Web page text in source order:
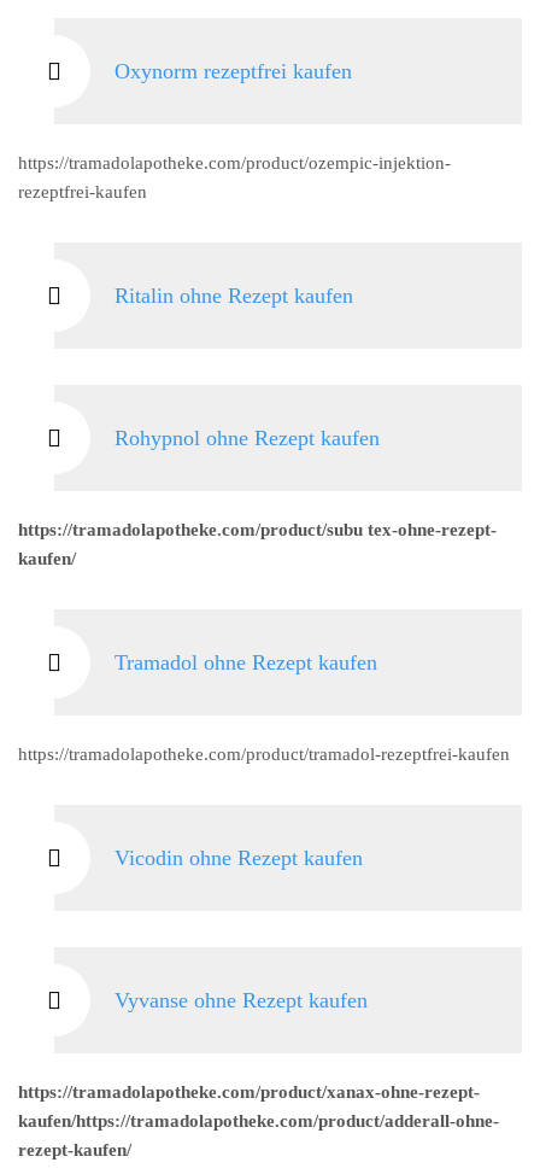
Oxynorm rezeptfrei kaufen
https://tramadolapotheke.com/product/ozempic-injektion-
rezeptfrei-kaufen
Ritalin ohne Rezept kaufen
Rohypnol ohne Rezept kaufen
https://tramadolapotheke.com/product/subu tex-ohne-rezept-
kaufen/
Tramadol ohne Rezept kaufen
https://tramadolapotheke.com/product/tramadol-rezeptfrei-kaufen
Vicodin ohne Rezept kaufen
Vyvanse ohne Rezept kaufen
https://tramadolapotheke.com/product/xanax-ohne-rezept-
kaufen/https://tramadolapotheke.com/product/adderall-ohne-
rezept-kaufen/